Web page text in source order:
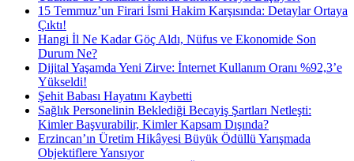
15 Temmuz’un Firari İsmi Hakim Karşısında: Detaylar Ortaya
Çıktı!
Hangi İl Ne Kadar Göç Aldı, Nüfus ve Ekonomide Son
Durum Ne?
Dijital Yaşamda Yeni Zirve: İnternet Kullanım Oranı %92,3’e
Yükseldi!
Şehit Babası Hayatını Kaybetti
Sağlık Personelinin Beklediği Becayiş Şartları Netleşti:
Kimler Başvurabilir, Kimler Kapsam Dışında?
Erzincan’ın Üretim Hikâyesi Büyük Ödüllü Yarışmada
Objektiflere Yansıyor